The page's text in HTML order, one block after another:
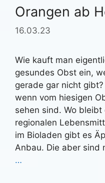
Orangen ab
16.03.23
Wie kauft man
gesundes Obst ein,
gerade gar nicht
wenn vom hiesigen
sehen sind. Wo
regionalen
im Bioladen gibt es
Anbau. Die aber sind
…